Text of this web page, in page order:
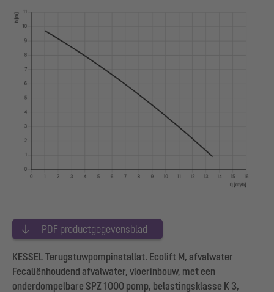
PDF productgegevensblad
KESSEL Terugstuwpompinstallat. Ecolift M, afvalwater
Fecaliënhoudend afvalwater, vloerinbouw, met een
onderdompelbare SPZ 1000 pomp, belastingsklasse K 3,